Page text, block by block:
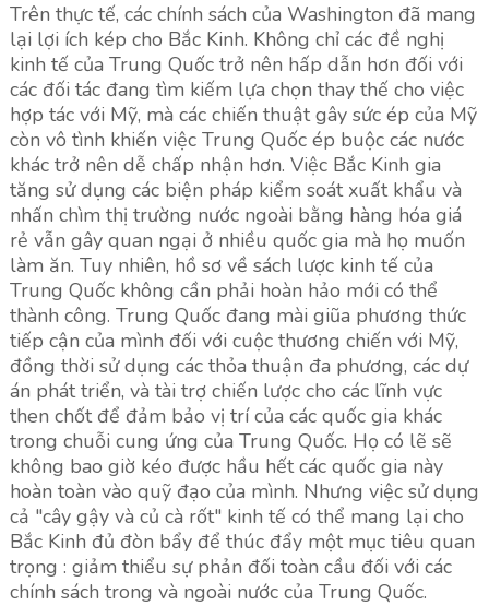
Trên thực tế, các chính sách của Washington đã mang
lại lợi ích kép cho Bắc Kinh. Không chỉ các đề nghị
kinh tế của Trung Quốc trở nên hấp dẫn hơn đối với
các đối tác đang tìm kiếm lựa chọn thay thế cho việc
hợp tác với Mỹ, mà các chiến thuật gây sức ép của Mỹ
còn vô tình khiến việc Trung Quốc ép buộc các nước
khác trở nên dễ chấp nhận hơn. Việc Bắc Kinh gia
tăng sử dụng các biện pháp kiểm soát xuất khẩu và
nhấn chìm thị trường nước ngoài bằng hàng hóa giá
rẻ vẫn gây quan ngại ở nhiều quốc gia mà họ muốn
làm ăn. Tuy nhiên, hồ sơ về sách lược kinh tế của
Trung Quốc không cần phải hoàn hảo mới có thể
thành công. Trung Quốc đang mài giũa phương thức
tiếp cận của mình đối với cuộc thương chiến với Mỹ,
đồng thời sử dụng các thỏa thuận đa phương, các dự
án phát triển, và tài trợ chiến lược cho các lĩnh vực
then chốt để đảm bảo vị trí của các quốc gia khác
trong chuỗi cung ứng của Trung Quốc. Họ có lẽ sẽ
không bao giờ kéo được hầu hết các quốc gia này
hoàn toàn vào quỹ đạo của mình. Nhưng việc sử dụng
cả "cây gậy và củ cà rốt" kinh tế có thể mang lại cho
Bắc Kinh đủ đòn bẩy để thúc đẩy một mục tiêu quan
trọng : giảm thiểu sự phản đối toàn cầu đối với các
chính sách trong và ngoài nước của Trung Quốc.